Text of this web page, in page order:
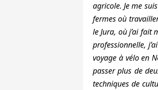
agricole. Je me
fermes où
le Jura, où j’ai fait
professionnelle,
voyage à vélo en
passer plus de
techniques de